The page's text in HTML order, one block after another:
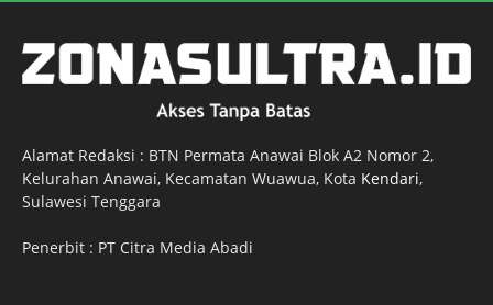
Alamat Redaksi : BTN Permata Anawai Blok A2 Nomor 2,
Kelurahan Anawai, Kecamatan Wuawua, Kota Kendari,
Sulawesi Tenggara
Penerbit : PT Citra Media Abadi